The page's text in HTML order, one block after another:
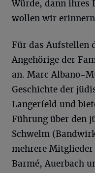
Würde, dann ihres
wollen wir
Für das Aufstellen
Angehörige der
an. Marc Albano-
Geschichte der
Langerfeld und
Führung über den
Schwelm
mehrere
Barmé, Auerbach